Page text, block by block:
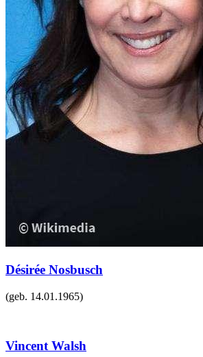
Désirée Nosbusch
(geb. 14.01.1965)
Vincent Walsh